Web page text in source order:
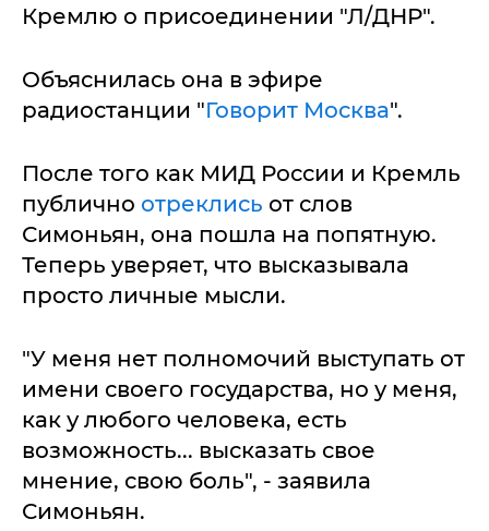
Кремлю о присоединении "Л/ДНР".
Объяснилась она в эфире
радиостанции "Говорит Москва".
После того как МИД России и Кремль
публично отреклись от слов
Симоньян, она пошла на попятную.
Теперь уверяет, что высказывала
просто личные мысли.
"У меня нет полномочий выступать от
имени своего государства, но у меня,
как у любого человека, есть
возможность... высказать свое
мнение, свою боль", - заявила
Симоньян.